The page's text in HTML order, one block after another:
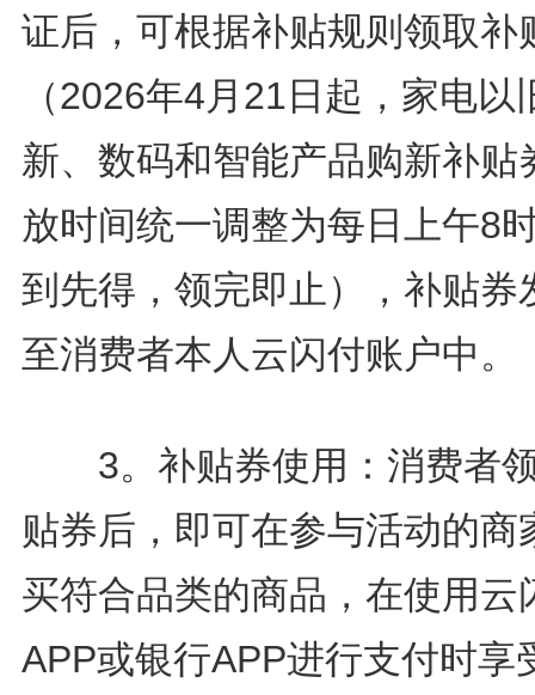
证后，可根据补贴规则领取补
（2026年4月21日起，家电以
新、数码和智能产品购新补贴
放时间统一调整为每日上午8
到先得，领完即止），补贴券
至消费者本人云闪付账户中。
3。补贴券使用：消费者
贴券后，即可在参与活动的商
买符合品类的商品，在使用云
APP或银行APP进行支付时享